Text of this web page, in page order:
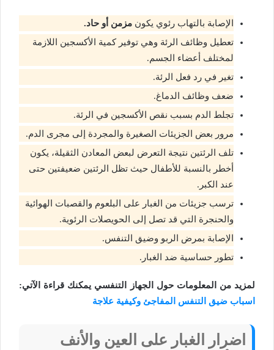
الإصابة بالتهاب رئوي يكون مزمن أو حاد.
تعطيل وظائف الرئة وهي توفير كمية الأكسجين اللازمة
لمختلف أعضاء الجسم.
تغير في رد فعل الرئة.
ضعف وظائف الدماغ.
تجلط الدم بسبب نقص الأكسجين في الرئة.
مرور بعض الجزيئات الصغيرة والمجردة إلى مجرى الدم.
تلف الرئتين نتيجة التعرض لبعض المعادن الثقيلة، يكون
أخطر بالنسبة للأطفال حيث تظل الرئتين ضعيفتين حتى
عند الكبر.
ترسب جزيئات من الغبار على البلعوم والقصبات الهوائية
والحنجرة التي قد تصل إلى الحويصلات الرئوية.
الإصابة بمرض الربو وضيق التنفس.
تطور حساسية ضد الغبار.
لمزيد من المعلومات حول الجهاز التنفسي يمكنك قراءة الآتي:
اسباب ضيق التنفس المفاجئ وكيفية علاجة
اضرار الغبار على العين والأنف